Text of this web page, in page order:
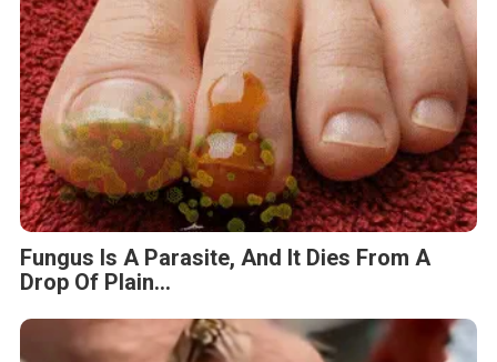
Fungus Is A Parasite, And It Dies From A
Drop Of Plain...